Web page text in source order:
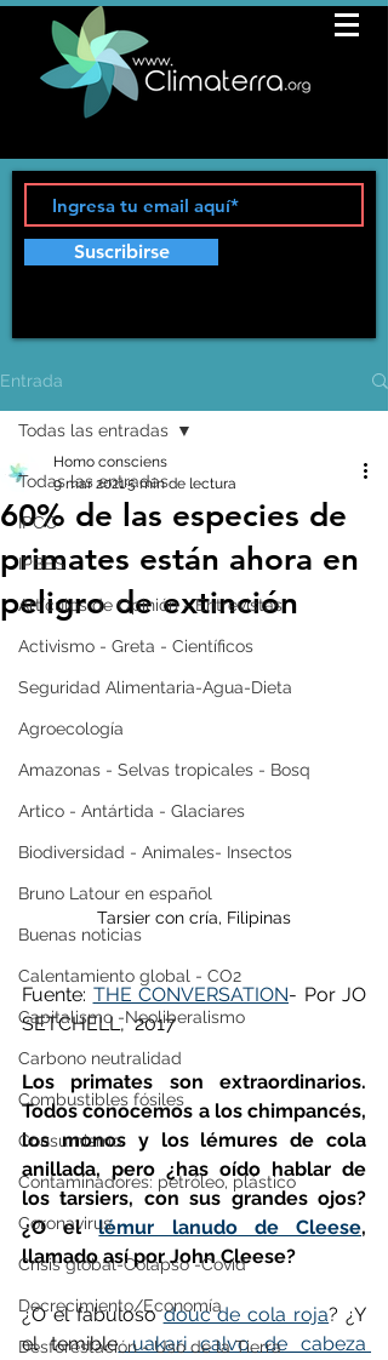
Suscribirse
Entrada
Todas las entradas
IPCC
IPBES
Artículos de Opinión - Entrevistas
Activismo - Greta - Científicos
Seguridad Alimentaria-Agua-Dieta
Agroecología
Amazonas - Selvas tropicales - Bosq
Artico - Antártida - Glaciares
Biodiversidad - Animales- Insectos
Bruno Latour en español
Buenas noticias
Calentamiento global - CO2
Capitalismo -Neoliberalismo
Carbono neutralidad
Combustibles fósiles
Consumismo
Contaminadores: petróleo, plástico
Coronavirus
Crisis global-Colapso -Covid
Decrecimiento/Economía
Desforestación - Uso de la Tierra
Todas las entradas
60% de las especies de
primates están ahora en
peligro de extinción
Homo consciens
9 mar 20215 min de lectura
Tarsier con cría, Filipinas
Fuente: THE CONVERSATION- Por JO
SETCHELL,  2017
Los primates son extraordinarios.
Todos conocemos a los chimpancés,
los monos y los lémures de cola
anillada, pero ¿has oído hablar de
los tarsiers, con sus grandes ojos?
¿O el lémur lanudo de Cleese,
llamado así por John Cleese?
¿O el fabuloso douc de cola roja? ¿Y
el temible uakari calvo de cabeza